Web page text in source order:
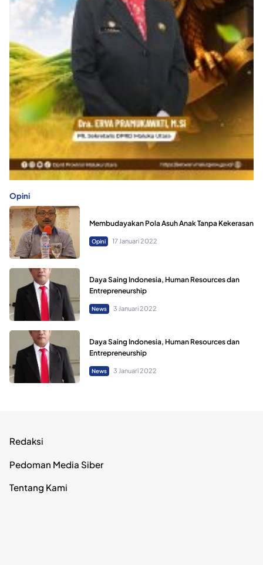
Opini
Membudayakan Pola Asuh Anak Tanpa Kekerasan
Opini 17 Januari 2022
Daya Saing Indonesia, Human Resources dan
Entrepreneurship
News 3 Januari 2022
Daya Saing Indonesia, Human Resources dan
Entrepreneurship
News 3 Januari 2022
Redaksi
Pedoman Media Siber
Tentang Kami